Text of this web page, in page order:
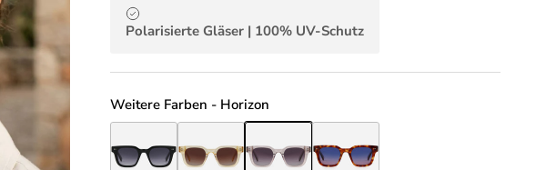
Polarisierte Gläser | 100% UV-Schutz
Weitere Farben - Horizon